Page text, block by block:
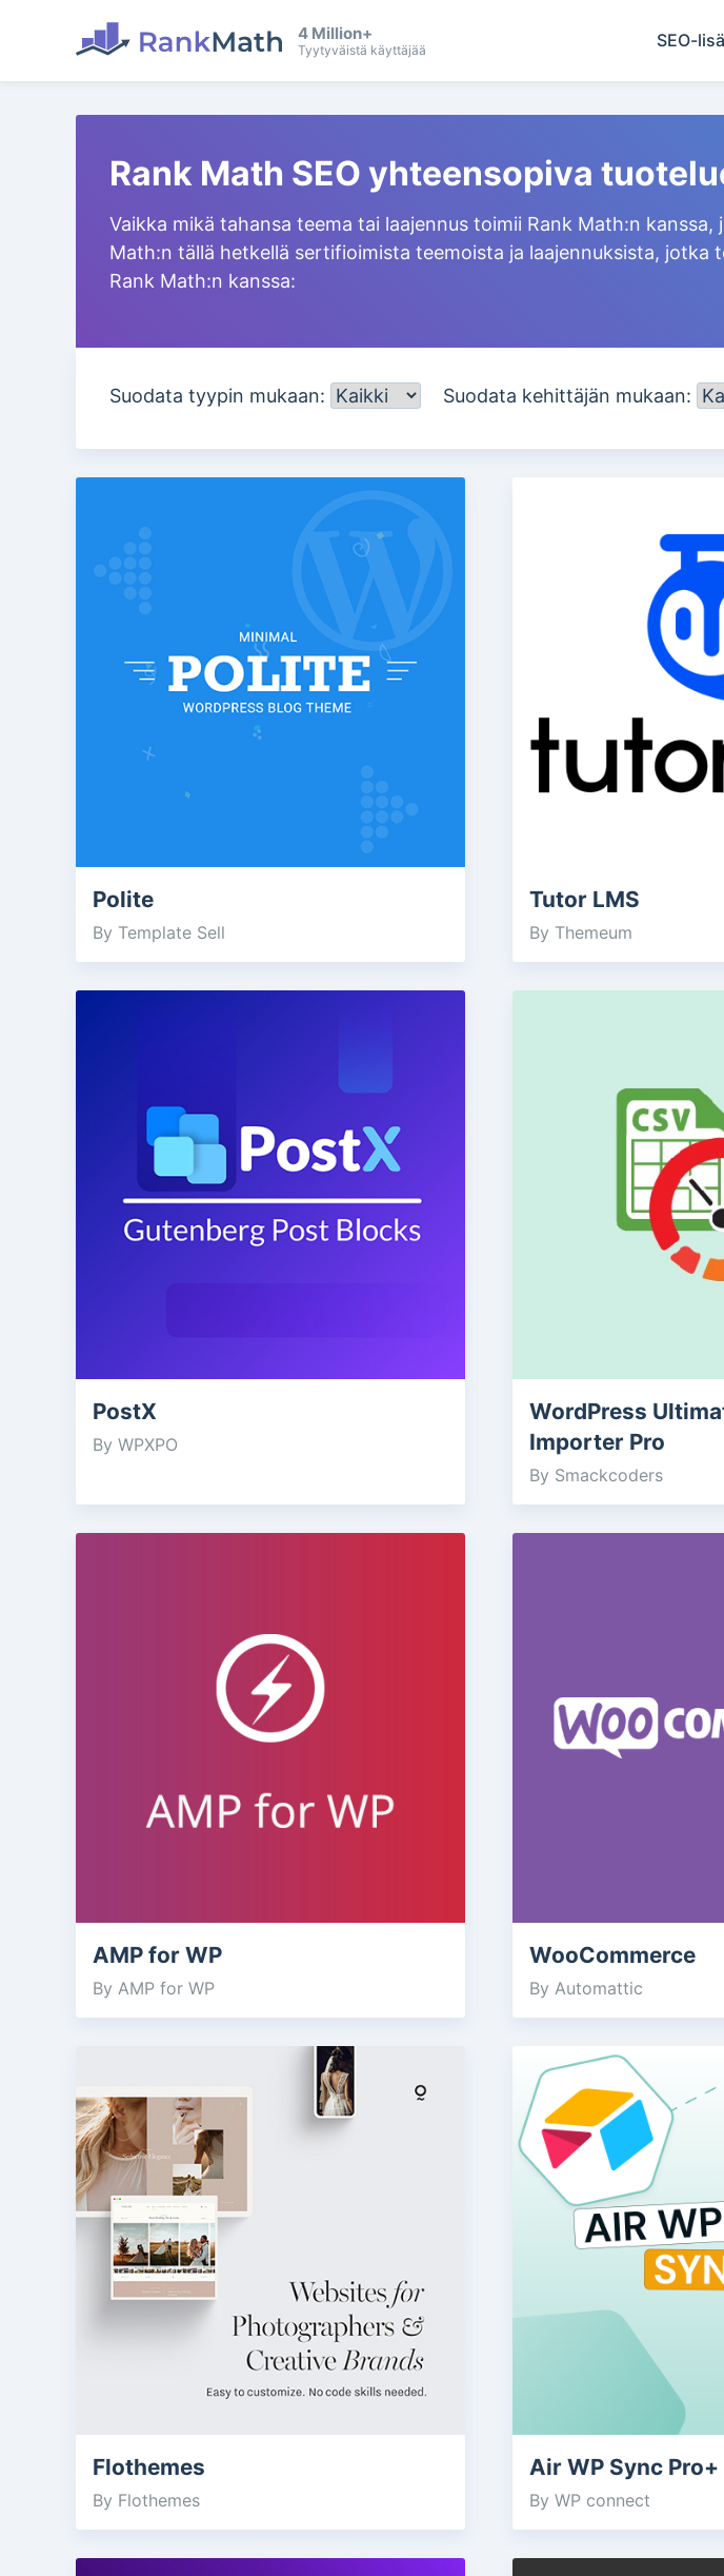
4 Million+
Tyytyväistä käyttäjää SEO-
Rank Math SEO yhteensopiva
Vaikka mikä tahansa teema tai laajennus toimii Rank Math:n
Math:n tällä hetkellä sertifioimista teemoista ja laajennuksista, jotka
Rank Math:n kanssa:
Suodata tyypin mukaan: Suodata kehittäjän mukaan:
Polite
By Template Sell
Tutor LMS
By Themeum
PostX
By WPXPO
WordPress
Importer Pro
By Smackcoders
AMP for WP
By AMP for WP
WooCommerce
By Automattic
Flothemes
By Flothemes
Air WP Sync Pro+
By WP connect